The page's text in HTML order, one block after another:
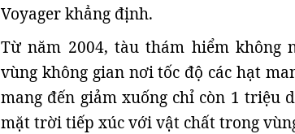
Voyager khẳng định.
Từ năm 2004, tàu thám hiểm
vùng không gian nơi tốc độ các hạt
mang đến giảm xuống chỉ còn 1 triệu
mặt trời tiếp xúc với vật chất trong